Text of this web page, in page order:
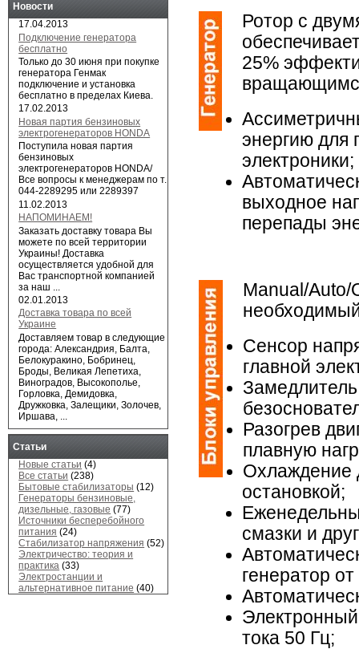
Ротор с
25%
энергию для
электроники;
выходное
перепады
Manual/Auto/
Сенсор
главной
Разогрев
плавную
Охлаждение
остановкой;
смазки и
генератор
Электронный
тока 50 Гц;
Новости
17.04.2013
Подключение генератора
бесплатно
Только до 30 июня при покупке
генератора Генмак
подключение и установка
бесплатно в пределах Киева.
17.02.2013
Новая партия бензиновых
электрогенераторов HONDA
Поступила новая партия
бензиновых
электрогенераторов HONDA/
Все вопросы к менеджерам по т.
044-2289295 или 2289397
11.02.2013
НАПОМИНАЕМ!
Заказать доставку товара Вы
можете по всей территории
Украины! Доставка
осуществляется удобной для
Вас транспортной компанией
за наш ...
02.01.2013
Доставка товара по всей
Украине
Доставляем товар в следующие
города: Александрия, Балта,
Белокуракино, Бобринец,
Броды, Великая Лепетиха,
Виноградов, Высокополье,
Горловка, Демидовка,
Дружковка, Залещики, Золочев,
Иршава, ...
Статьи
Новые статьи (4)
Все статьи (238)
Бытовые стабилизаторы (12)
Генераторы бензиновые,
дизельные, газовые (77)
Источники бесперебойного
питания (24)
Стабилизатор напряжения (52)
Электричество: теория и
практика (33)
Электростанции и
альтернативное питание (40)